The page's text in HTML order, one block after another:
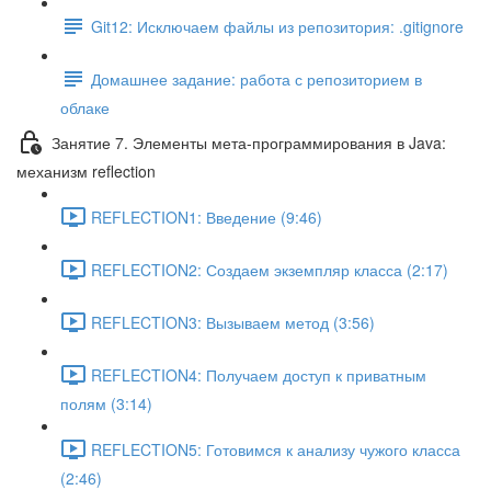
Git12: Исключаем файлы из репозитория: .gitignore
Домашнее задание: работа с репозиторием в
облаке
Занятие 7. Элементы мета-программирования в Java:
механизм reflection
REFLECTION1: Введение (9:46)
REFLECTION2: Создаем экземпляр класса (2:17)
REFLECTION3: Вызываем метод (3:56)
REFLECTION4: Получаем доступ к приватным
полям (3:14)
REFLECTION5: Готовимся к анализу чужого класса
(2:46)